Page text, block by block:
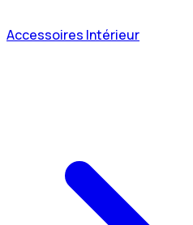
Accessoires Intérieur